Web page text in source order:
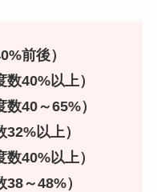
前後）
40%以上）
40～65%）
以上）
40%以上）
～48%）